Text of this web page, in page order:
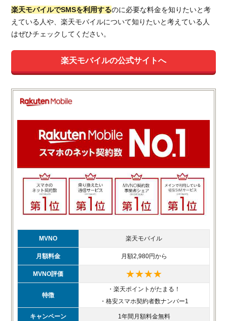
楽天モバイルでSMSを利用するのに必要な料金を知りたいと考
えている人や、楽天モバイルについて知りたいと考えている人
はぜひチェックしてください。
楽天モバイルの公式サイトへ
MVNO 楽天モバイル
月額料金 月額2,980円から
MVNO評価 ★★★★
特徴
・楽天ポイントがたまる！
・格安スマホ契約者数ナンバー1
キャンペーン 1年間月額料金無料